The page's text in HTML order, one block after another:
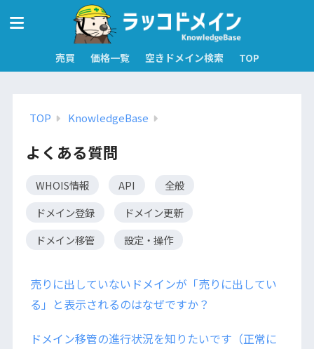
売買 価格一覧 空きドメイン検索 TOP
TOP KnowledgeBase
よくある質問
WHOIS情報 API
全般
ドメイン登録
ドメイン更新
ドメイン移管
設定・操作
売りに出していないドメインが「売りに出してい
る」と表示されるのはなぜですか？
ドメイン移管の進行状況を知りたいです（正常に